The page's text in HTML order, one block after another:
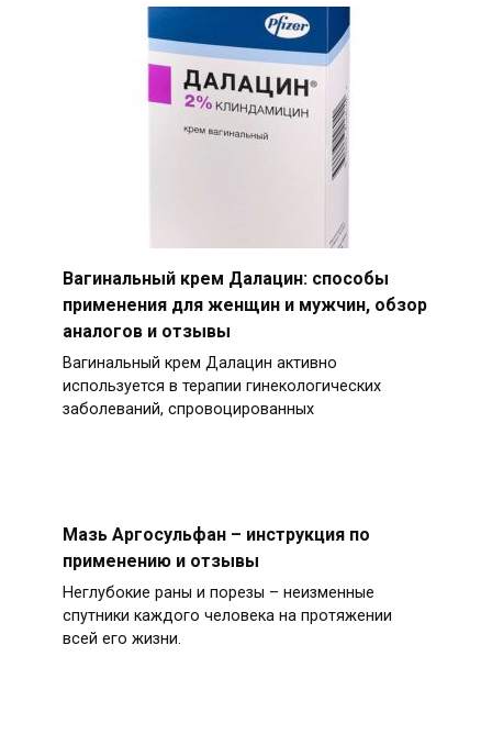
Вагинальный крем Далацин: способы
применения для женщин и мужчин, обзор
аналогов и отзывы
Вагинальный крем Далацин активно
используется в терапии гинекологических
заболеваний, спровоцированных
Мазь Аргосульфан – инструкция по
применению и отзывы
Неглубокие раны и порезы – неизменные
спутники каждого человека на протяжении
всей его жизни.